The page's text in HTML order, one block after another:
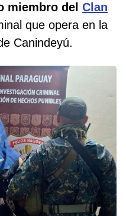
miembro del Clan
que opera en la
Canindeyú.